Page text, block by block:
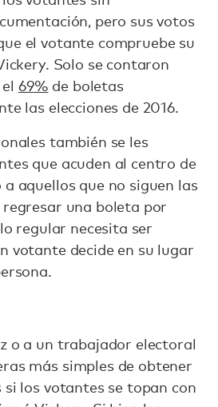
pero sus votos
el votante compruebe su
Solo se contaron
69% de boletas
las elecciones de 2016.
también se les
que acuden al centro de
aquellos que no siguen las
una boleta por
regular necesita ser
votante decide en su lugar
o a un trabajador electoral
más simples de obtener
si los votantes se topan con